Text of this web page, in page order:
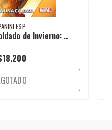
ESP
de Invierno: ..